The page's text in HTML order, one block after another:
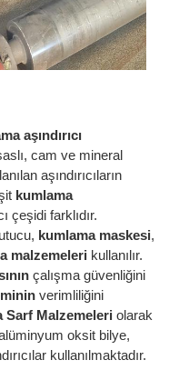
aşındırıcı
cam ve mineral
aşındırıcıların
kumlama
çeşidi farklıdır.
kumlama maskesi,
malzemeleri kullanılır.
çalışma güvenliğini
verimliliğini
Sarf Malzemeleri olarak
oksit bilye,
kullanılmaktadır.